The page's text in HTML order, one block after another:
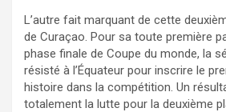
L’autre fait marquant de cette
de Curaçao. Pour sa toute première
phase finale de Coupe du monde, la
résisté à l’Équateur pour inscrire le
histoire dans la compétition. Un
totalement la lutte pour la deuxième